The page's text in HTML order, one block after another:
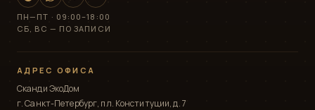
ПН—ПТ · 09:00–18:00
СБ, ВС — ПО ЗАПИСИ
АДРЕС ОФИСА
Сканди ЭкоДом
г. Санкт-Петербург, пл. Конституции, д. 7